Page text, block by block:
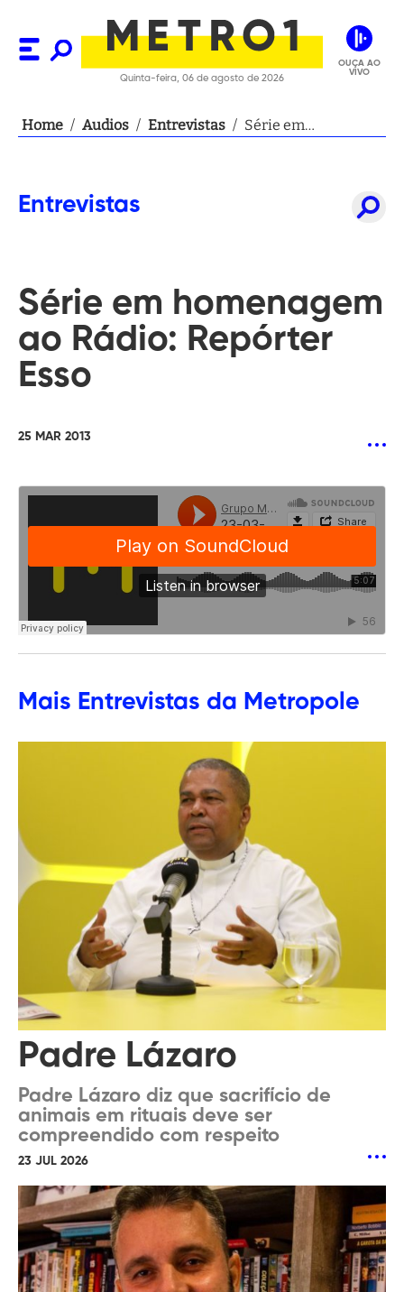
Quinta-feira, 06 de agosto de 2026
OUÇA AO
VIVO
Home / Audios / Entrevistas / Série em
Entrevistas
Série em homenagem
ao Rádio: Repórter
Esso
25 MAR 2013
Mais Entrevistas da Metropole
Padre Lázaro
Padre Lázaro diz que sacrifício de
animais em rituais deve ser
compreendido com respeito
23 JUL 2026